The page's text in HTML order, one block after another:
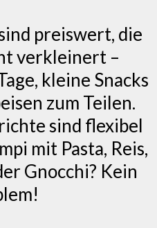
preiswert, die
verkleinert –
kleine Snacks
zum Teilen.
sind flexibel
mit Pasta, Reis,
Gnocchi? Kein